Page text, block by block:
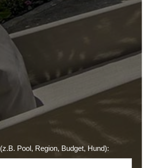
Pool, Region, Budget, Hund):